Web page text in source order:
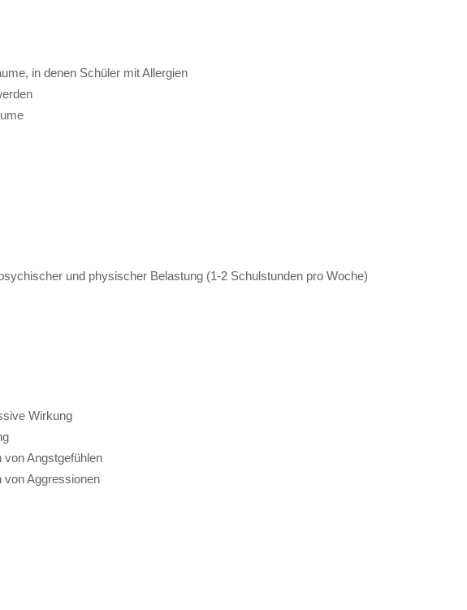
in denen Schüler mit Allergien
und physischer Belastung (1-2 Schulstunden pro Woche)
Wirkung
von Angstgefühlen
von Aggressionen